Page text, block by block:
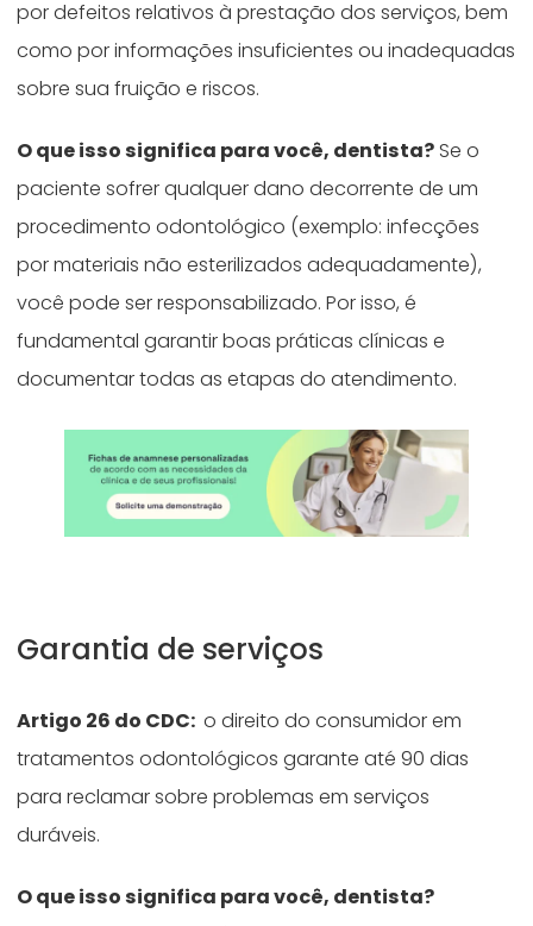
por defeitos relativos à prestação dos serviços, bem
como por informações insuficientes ou inadequadas
sobre sua fruição e riscos.
O que isso significa para você, dentista?Se o
paciente sofrer qualquer dano decorrente de um
procedimento odontológico (exemplo: infecções
por materiais não esterilizados adequadamente),
você pode ser responsabilizado. Por isso, é
fundamental garantir boas práticas clínicas e
documentar todas as etapas do atendimento.
Garantia de serviços
Artigo 26 do CDC: o direito do consumidor em
tratamentos odontológicos garante até 90 dias
para reclamar sobre problemas em serviços
duráveis.
O que isso significa para você, dentista?